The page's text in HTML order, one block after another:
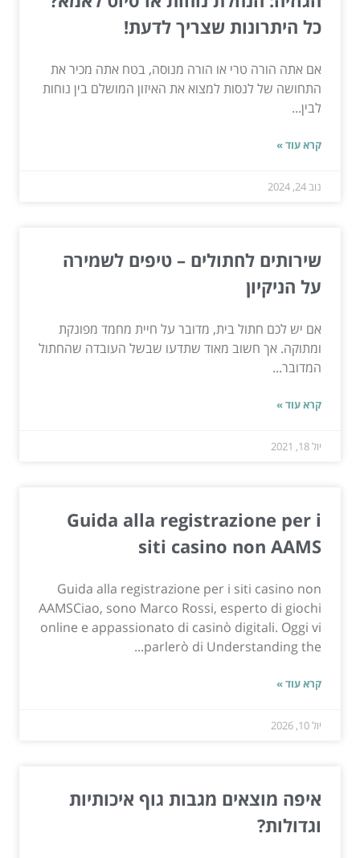
כל היתרונות שצריך לדעת!
אם אתה הורה טרי או הורה מנוסה, בטח אתה מכיר את
התחושה של לנסות למצוא את האיזון המושלם בין נוחות
לבין...
קרא עוד »
נוב 24, 2024
שירותים לחתולים – טיפים לשמירה
על הניקיון
אם יש לכם חתול בית, מדובר על חיית מחמד מפונקת
ומתוקה. אך חשוב מאוד שתדעו שבשל העובדה שהחתול
המדובר...
קרא עוד »
יול 18, 2021
Guida alla registrazione per i
siti casino non AAMS
Guida alla registrazione per i siti casino non
AAMSCiao, sono Marco Rossi, esperto di giochi
online e appassionato di casinò digitali. Oggi vi
parlerò di Understanding the...
קרא עוד »
יול 10, 2026
איפה מוצאים מגבות גוף איכותיות
וגדולות?